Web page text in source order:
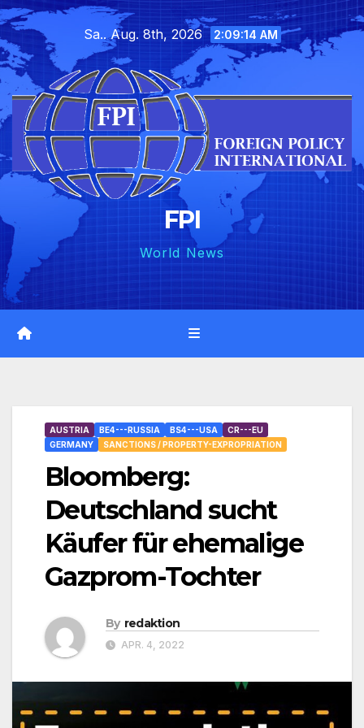
Skip
to
content
Sa.. Aug. 8th, 2026 2:09:16 AM
FPI
World News
AUSTRIA BE4---RUSSIA BS4---USA
CR---EU
GERMANY
SANCTIONS / PROPERTY-EXPROPRIATION
Bloomberg:
Deutschland sucht
Käufer für ehemalige
Gazprom-Tochter
By redaktion
APR. 4, 2022